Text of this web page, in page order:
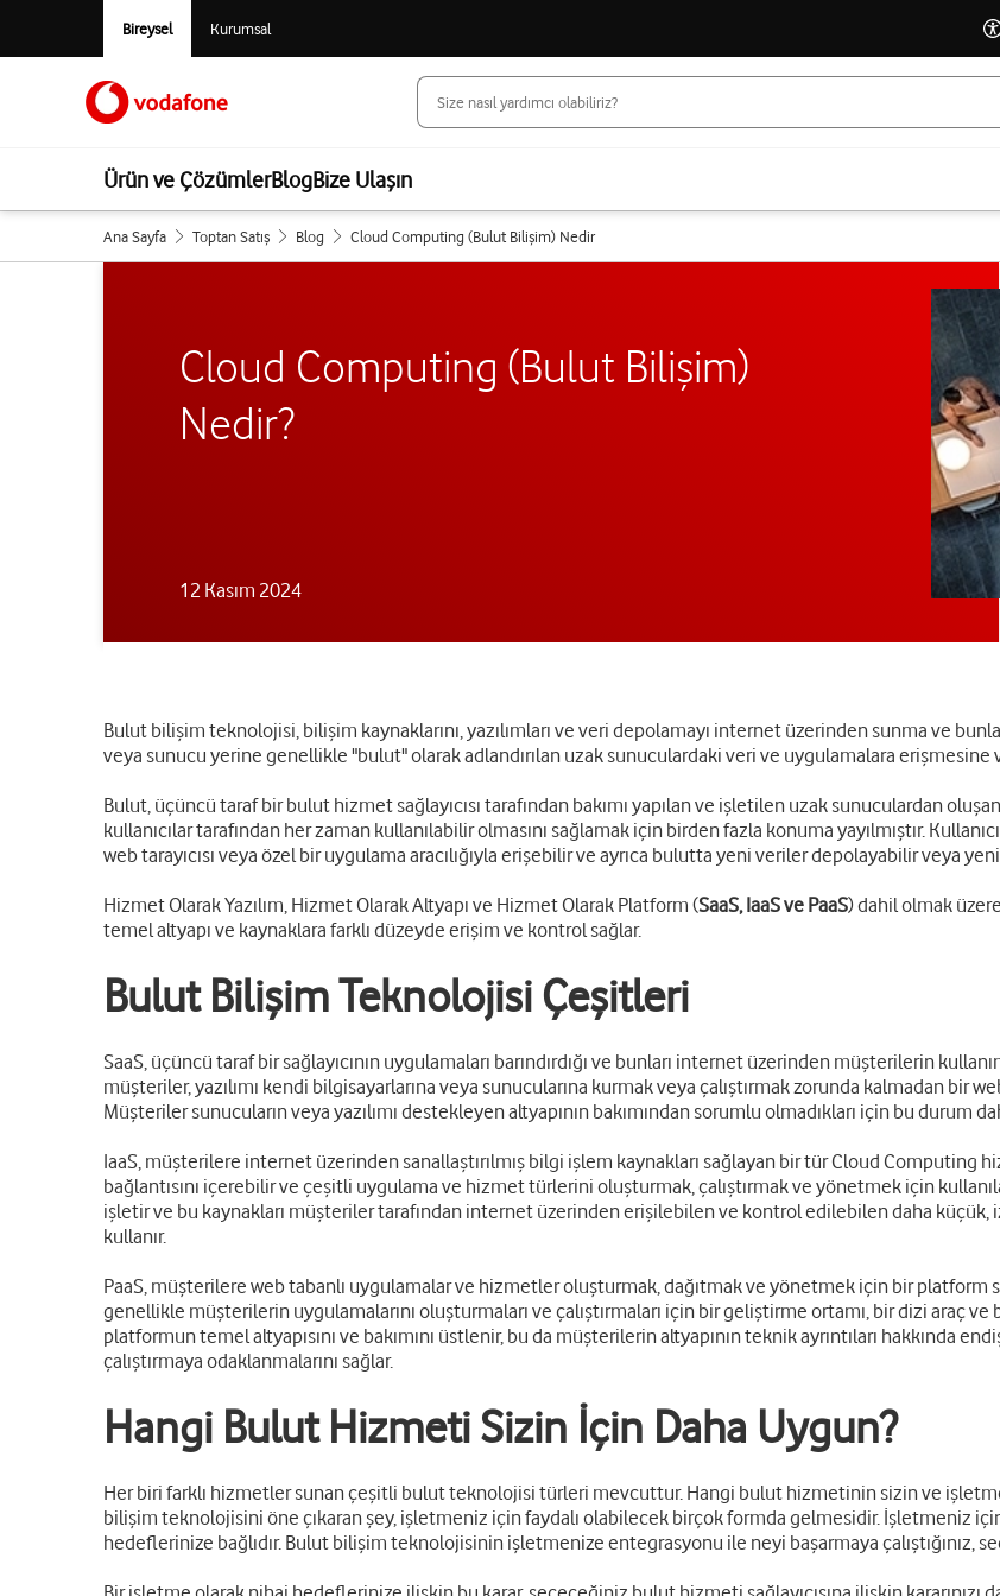
Bireysel Kurumsal
Ürün ve ÇözümlerBlogBize Ulaşın
Ana Sayfa Toptan Satış Blog Cloud Computing (Bulut Bilişim) Nedir
Cloud Computing (Bulut Bilişim)
Nedir?
12 Kasım 2024
Bulut bilişim teknolojisi, bilişim kaynaklarını, yazılımları ve veri depolamayı internet üzerinden sunma ve
veya sunucu yerine genellikle "bulut" olarak adlandırılan uzak sunuculardaki veri ve uygulamalara erişmesine
Bulut, üçüncü taraf bir bulut hizmet sağlayıcısı tarafından bakımı yapılan ve işletilen uzak sunuculardan
kullanıcılar tarafından her zaman kullanılabilir olmasını sağlamak için birden fazla konuma yayılmıştır.
web tarayıcısı veya özel bir uygulama aracılığıyla erişebilir ve ayrıca bulutta yeni veriler depolayabilir veya
Hizmet Olarak Yazılım, Hizmet Olarak Altyapı ve Hizmet Olarak Platform (SaaS, IaaS ve PaaS) dahil olmak
temel altyapı ve kaynaklara farklı düzeyde erişim ve kontrol sağlar.
Bulut Bilişim Teknolojisi Çeşitleri
SaaS, üçüncü taraf bir sağlayıcının uygulamaları barındırdığı ve bunları internet üzerinden müşterilerin
müşteriler, yazılımı kendi bilgisayarlarına veya sunucularına kurmak veya çalıştırmak zorunda kalmadan bir
Müşteriler sunucuların veya yazılımı destekleyen altyapının bakımından sorumlu olmadıkları için bu
IaaS, müşterilere internet üzerinden sanallaştırılmış bilgi işlem kaynakları sağlayan bir tür Cloud Computing
bağlantısını içerebilir ve çeşitli uygulama ve hizmet türlerini oluşturmak, çalıştırmak ve yönetmek için
işletir ve bu kaynakları müşteriler tarafından internet üzerinden erişilebilen ve kontrol edilebilen daha
kullanır.
PaaS, müşterilere web tabanlı uygulamalar ve hizmetler oluşturmak, dağıtmak ve yönetmek için bir platform
genellikle müşterilerin uygulamalarını oluşturmaları ve çalıştırmaları için bir geliştirme ortamı, bir dizi araç ve
platformun temel altyapısını ve bakımını üstlenir, bu da müşterilerin altyapının teknik ayrıntıları hakkında
çalıştırmaya odaklanmalarını sağlar.
Hangi Bulut Hizmeti Sizin İçin Daha Uygun?
Her biri farklı hizmetler sunan çeşitli bulut teknolojisi türleri mevcuttur. Hangi bulut hizmetinin sizin ve
bilişim teknolojisini öne çıkaran şey, işletmeniz için faydalı olabilecek birçok formda gelmesidir. İşletmeniz
hedeflerinize bağlıdır. Bulut bilişim teknolojisinin işletmenize entegrasyonu ile neyi başarmaya